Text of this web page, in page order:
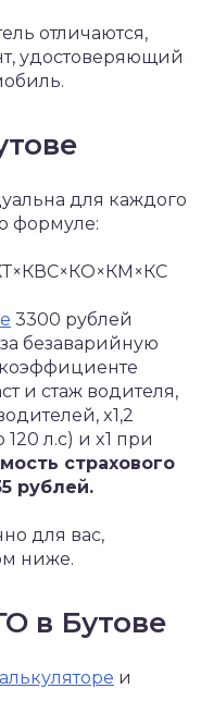
отличаются,
удостоверяющий
для каждого
формуле:
3300 рублей
безаварийную
коэффициенте
и стаж водителя,
x1,2
л.с) и x1 при
страхового
рублей.
для вас,
ниже.
в Бутове
и